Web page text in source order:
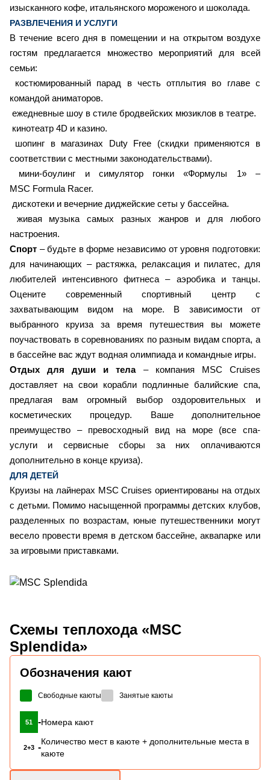
изысканного кофе, итальянского мороженого и шоколада.
РАЗВЛЕЧЕНИЯ И УСЛУГИ
В течение всего дня в помещении и на открытом воздухе
гостям предлагается множество мероприятий для всей
семьи:
костюмированный парад в честь отплытия во главе с
командой аниматоров.
ежедневные шоу в стиле бродвейских мюзиклов в театре.
кинотеатр 4D и казино.
шопинг в магазинах Duty Free (скидки применяются в
соответствии с местными законодательствами).
мини-боулинг и симулятор гонки «Формулы 1» –
MSC Formula Racer.
дискотеки и вечерние диджейские сеты у бассейна.
живая музыка самых разных жанров и для любого
настроения.
Спорт – будьте в форме независимо от уровня подготовки:
для начинающих – растяжка, релаксация и пилатес, для
любителей интенсивного фитнеса – аэробика и танцы.
Оцените современный спортивный центр с
захватывающим видом на море. В зависимости от
выбранного круиза за время путешествия вы можете
поучаствовать в соревнованиях по разным видам спорта, а
в бассейне вас ждут водная олимпиада и командные игры.
Отдых для души и тела– компания MSC Cruises
доставляет на свои корабли подлинные балийские спа,
предлагая вам огромный выбор оздоровительных и
косметических процедур. Ваше дополнительное
преимущество – превосходный вид на море (все спа-
услуги и сервисные сборы за них оплачиваются
дополнительно в конце круиза).
ДЛЯ ДЕТЕЙ
Круизы на лайнерах MSC Cruises ориентированы на отдых
с детьми. Помимо насыщенной программы детских клубов,
разделенных по возрастам, юные путешественники могут
весело провести время в детском бассейне, аквапарке или
за игровыми приставками.
Схемы теплохода «MSC
Splendida»
Обозначения кают
Свободные каюты Занятые каюты
51 -Номера кают
2+3 -
Количество мест в каюте + дополнительные места в
каюте